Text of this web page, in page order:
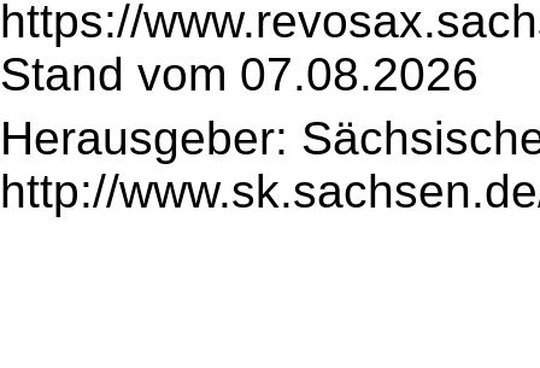
https://
Stand vom 07.08.2026
Herausgeber:
http://